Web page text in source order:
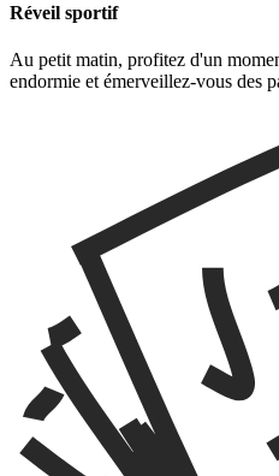
Réveil sportif
Au petit matin, profitez d'un
endormie et émerveillez-vous des